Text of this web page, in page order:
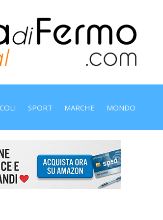
SPORT MARCHE MONDO